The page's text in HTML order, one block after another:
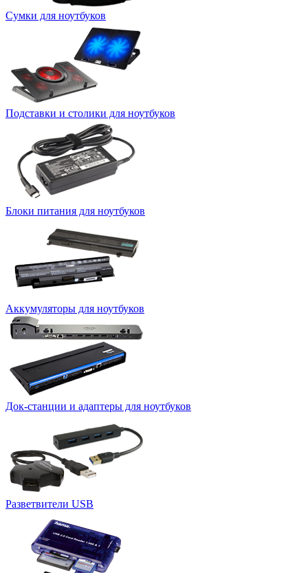
Сумки для ноутбуков
Подставки и столики для ноутбуков
Блоки питания для ноутбуков
Аккумуляторы для ноутбуков
Док-станции и адаптеры для ноутбуков
Разветвители USB